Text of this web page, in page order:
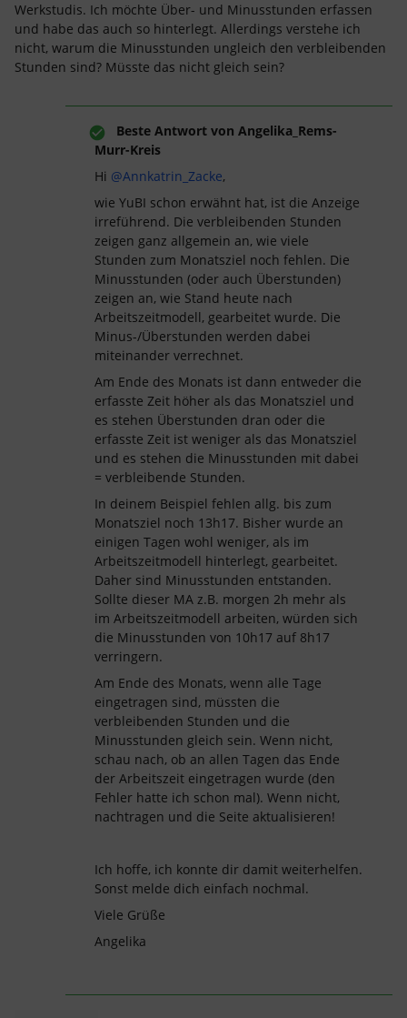
Werkstudis. Ich möchte Über- und Minusstunden erfassen
und habe das auch so hinterlegt. Allerdings verstehe ich
nicht, warum die Minusstunden ungleich den verbleibenden
Stunden sind? Müsste das nicht gleich sein?
Beste Antwort von Angelika_Rems-
Murr-Kreis
Hi @Annkatrin_Zacke,
wie YuBI schon erwähnt hat, ist die Anzeige
irreführend. Die verbleibenden Stunden
zeigen ganz allgemein an, wie viele
Stunden zum Monatsziel noch fehlen. Die
Minusstunden (oder auch Überstunden)
zeigen an, wie Stand heute nach
Arbeitszeitmodell, gearbeitet wurde. Die
Minus-/Überstunden werden dabei
miteinander verrechnet.
Am Ende des Monats ist dann entweder die
erfasste Zeit höher als das Monatsziel und
es stehen Überstunden dran oder die
erfasste Zeit ist weniger als das Monatsziel
und es stehen die Minusstunden mit dabei
= verbleibende Stunden.
In deinem Beispiel fehlen allg. bis zum
Monatsziel noch 13h17. Bisher wurde an
einigen Tagen wohl weniger, als im
Arbeitszeitmodell hinterlegt, gearbeitet.
Daher sind Minusstunden entstanden.
Sollte dieser MA z.B. morgen 2h mehr als
im Arbeitszeitmodell arbeiten, würden sich
die Minusstunden von 10h17 auf 8h17
verringern.
Am Ende des Monats, wenn alle Tage
eingetragen sind, müssten die
verbleibenden Stunden und die
Minusstunden gleich sein. Wenn nicht,
schau nach, ob an allen Tagen das Ende
der Arbeitszeit eingetragen wurde (den
Fehler hatte ich schon mal). Wenn nicht,
nachtragen und die Seite aktualisieren!
Ich hoffe, ich konnte dir damit weiterhelfen.
Sonst melde dich einfach nochmal.
Viele Grüße
Angelika